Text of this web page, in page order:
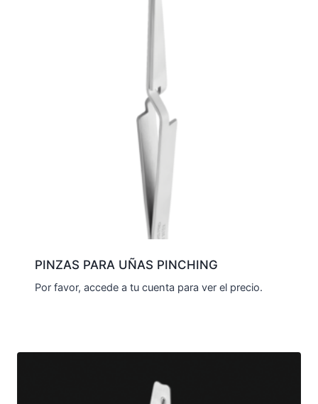
PINZAS PARA UÑAS PINCHING
Por favor, accede a tu cuenta para ver el precio.